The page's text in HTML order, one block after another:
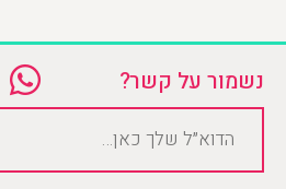
נשמור על קשר?